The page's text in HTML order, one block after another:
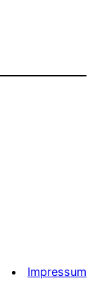
Impressum